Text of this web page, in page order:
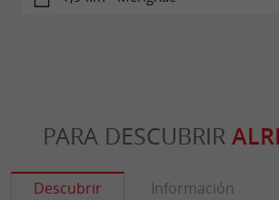
PARA DESCUBRIR
Descubrir Información